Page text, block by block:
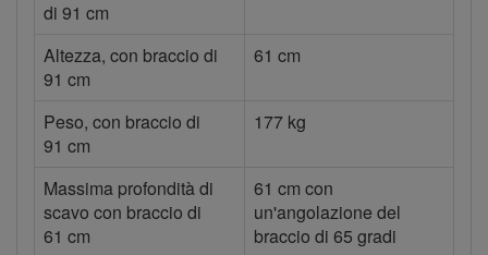
di 91 cm
Altezza, con braccio di
91 cm
61 cm
Peso, con braccio di
91 cm
177 kg
Massima profondità di
scavo con braccio di
61 cm
61 cm con
un'angolazione del
braccio di 65 gradi